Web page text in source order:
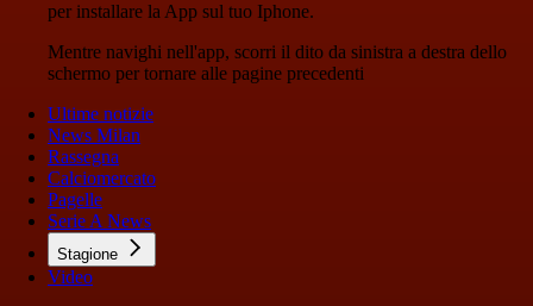
per installare la App sul tuo Iphone.
Mentre navighi nell'app, scorri il dito da sinistra a destra dello
schermo per tornare alle pagine precedenti
Ultime notizie
News Milan
Rassegna
Calciomercato
Pagelle
Serie A News
Stagione
Video